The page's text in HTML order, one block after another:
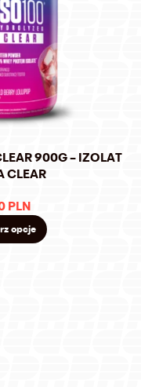
900G – IZOLAT
CLEAR
PLN
opcje